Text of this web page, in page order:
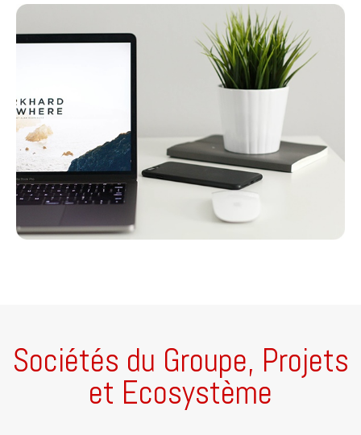
Sociétés du Groupe, Projets
et Ecosystème